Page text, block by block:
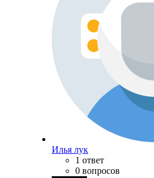
Илья лук
1 ответ
0 вопросов